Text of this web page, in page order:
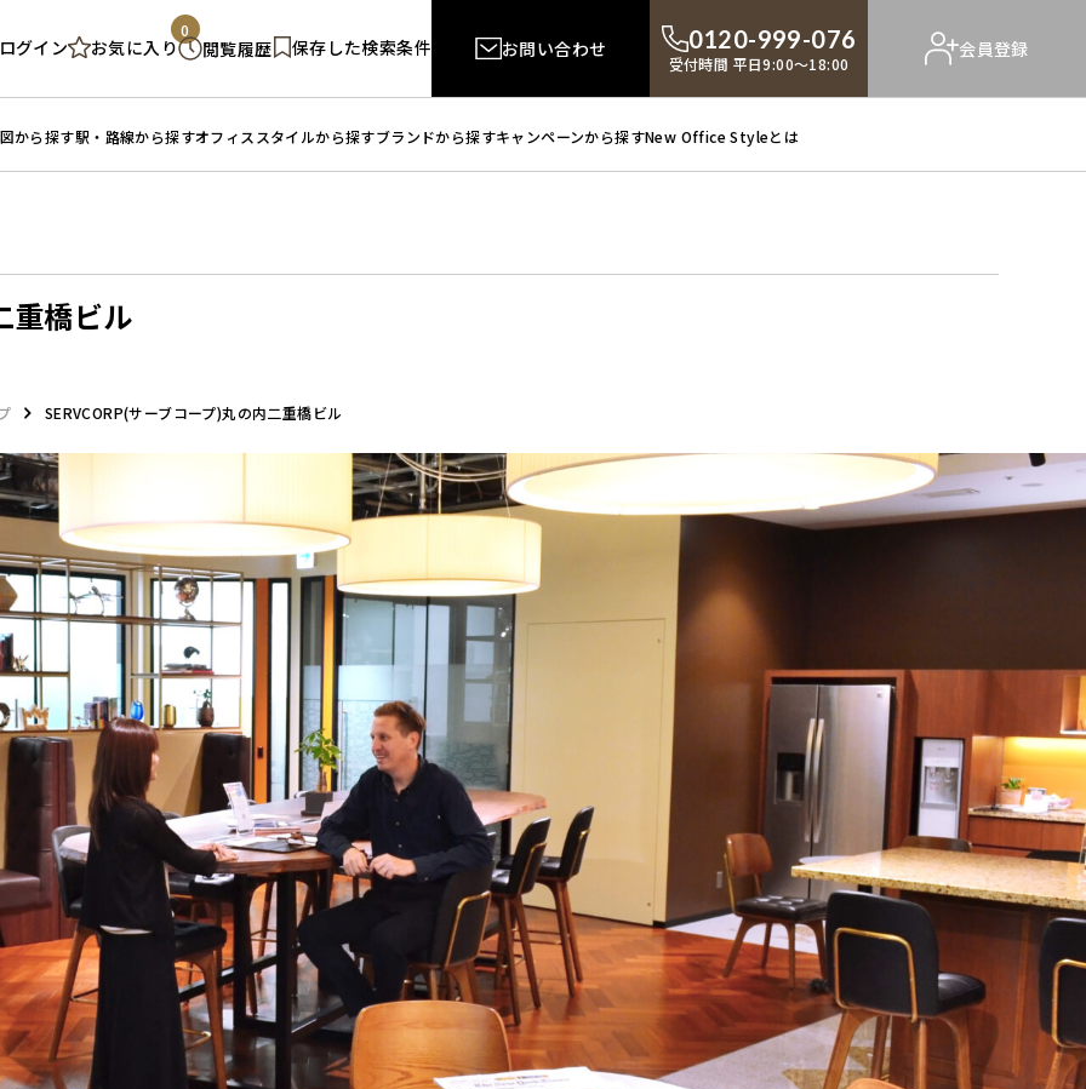
グイン お気に入り
0
閲覧履歴 保存した検索条件 お問い合わせ 0120-999-076
受付時間 平日9:00～18:00
会員登録
から探す駅・路線から探すオフィススタイルから探すブランドから探すキャンペーンから探すNew Office Styleとは
重橋ビル
SERVCORP(サーブコープ)丸の内二重橋ビル